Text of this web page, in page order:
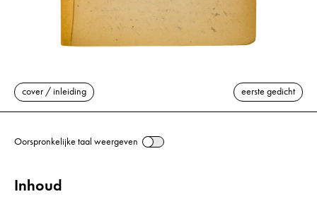
cover / inleiding eerste gedicht
Oorspronkelijke taal weergeven
Inhoud